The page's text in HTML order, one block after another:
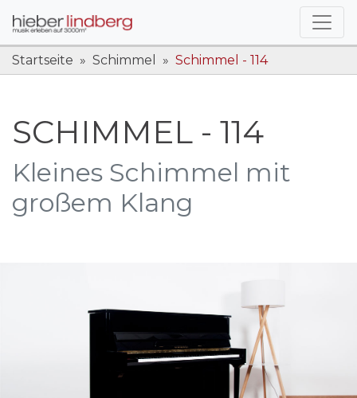
Startseite Schimmel Schimmel - 114
SCHIMMEL - 114
Kleines Schimmel mit
großem Klang